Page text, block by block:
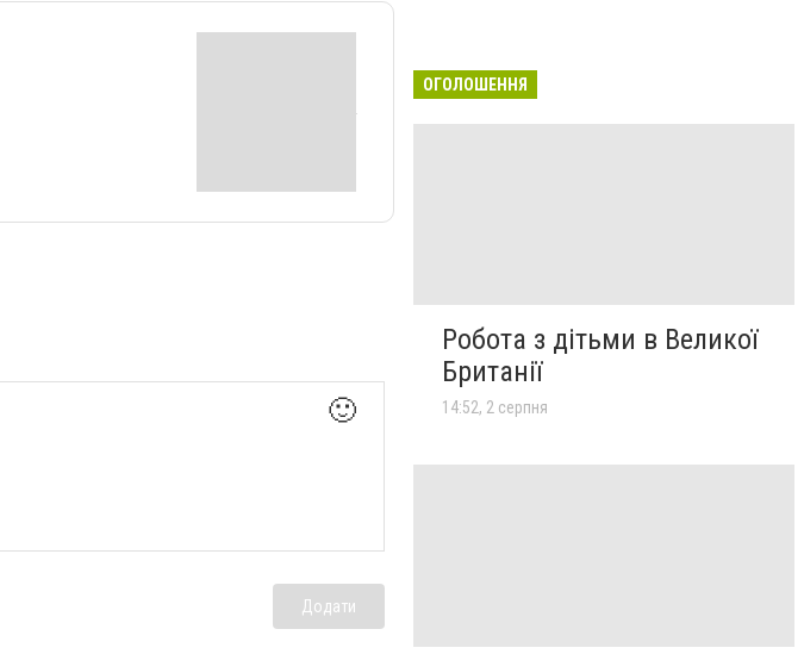
🙂
Додати
ОГОЛОШЕННЯ
Робота з дітьми в Великої
Британії
14:52, 2 серпня